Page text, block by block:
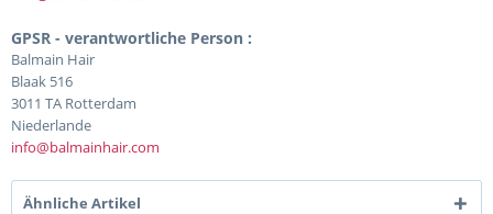
GPSR - verantwortliche Person :
Balmain Hair
Blaak 516
3011 TA Rotterdam
Niederlande
info@balmainhair.com
Ähnliche Artikel